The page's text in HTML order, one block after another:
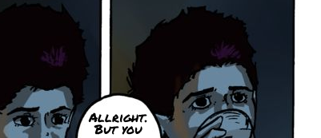
Allright.
But you